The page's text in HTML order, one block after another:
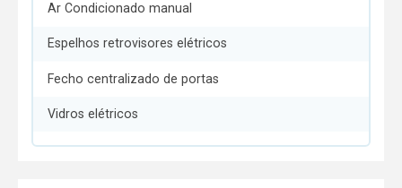
Ar Condicionado manual
Espelhos retrovisores elétricos
Fecho centralizado de portas
Vidros elétricos